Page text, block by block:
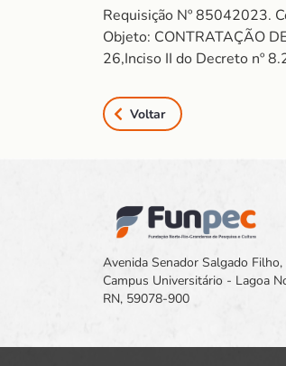
Requisição Nº 85042023.
Objeto: CONTRATAÇÃO
26,Inciso II do Decreto nº
Voltar
Avenida Senador Salgado
Campus Universitário - Lagoa
RN, 59078-900